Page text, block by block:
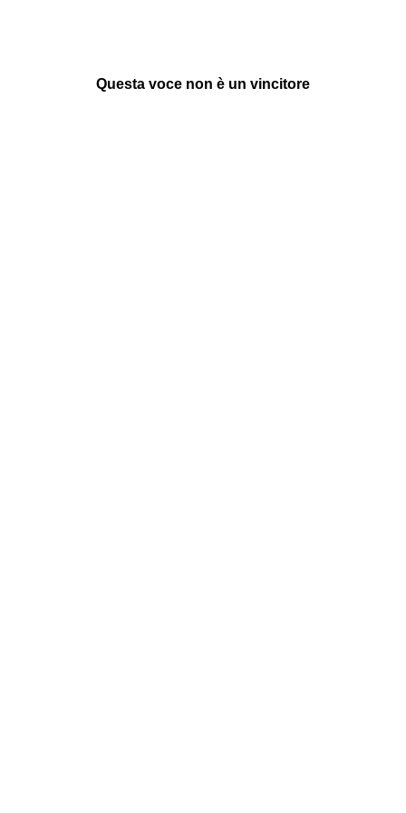
Questa voce non è un vincitore